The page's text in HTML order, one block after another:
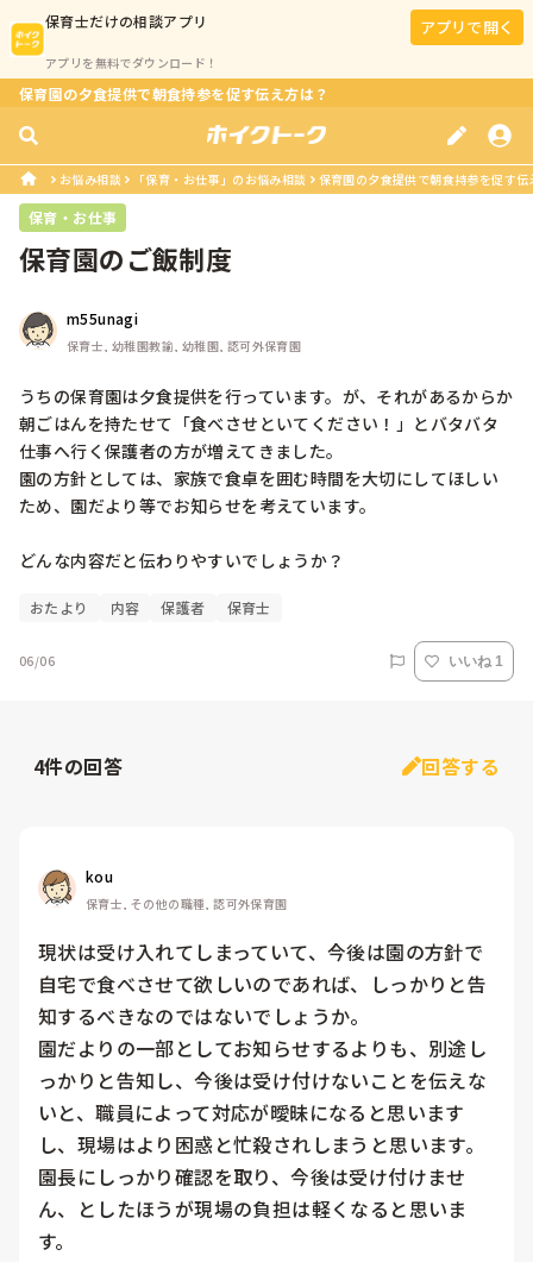
保育士だけの相談アプリ
アプリを無料でダウンロード！
アプリで開く
保育園の夕食提供で朝食持参を促す伝え方は？
お悩み相談 「保育・お仕事」のお悩み相談 保育園の夕食提供で朝食持参を促す伝
保育・お仕事
保育園のご飯制度
m55unagi
保育士, 幼稚園教諭, 幼稚園, 認可外保育園
うちの保育園は夕食提供を行っています。が、それがあるからか
朝ごはんを持たせて「食べさせといてください！」とバタバタ
仕事へ行く保護者の方が増えてきました。
園の方針としては、家族で食卓を囲む時間を大切にしてほしい
ため、園だより等でお知らせを考えています。
どんな内容だと伝わりやすいでしょうか？
おたより 内容 保護者 保育士
06/06 いいね 1
4件の回答 回答する
kou
保育士, その他の職種, 認可外保育園
現状は受け入れてしまっていて、今後は園の方針で
自宅で食べさせて欲しいのであれば、しっかりと告
知するべきなのではないでしょうか。
園だよりの一部としてお知らせするよりも、別途し
っかりと告知し、今後は受け付けないことを伝えな
いと、職員によって対応が曖昧になると思います
し、現場はより困惑と忙殺されしまうと思います。
園長にしっかり確認を取り、今後は受け付けませ
ん、としたほうが現場の負担は軽くなると思いま
す。